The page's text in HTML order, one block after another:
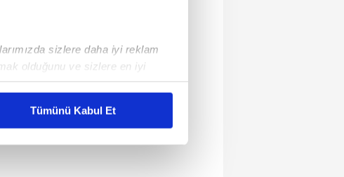
sizlere daha iyi reklam
olduğunu ve sizlere en iyi
maliyetlerimizi karşılamak
çerezler kullanılmaktadır. Bu
Tümünü Kabul Et